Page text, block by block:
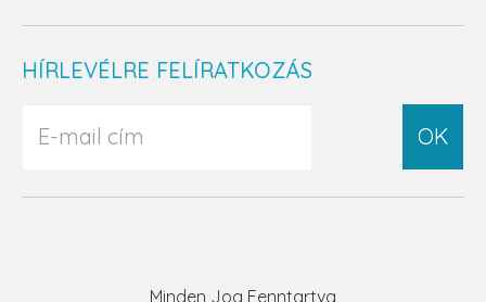
HÍRLEVÉLRE FELÍRATKOZÁS
OK
Minden Jog Fenntartva